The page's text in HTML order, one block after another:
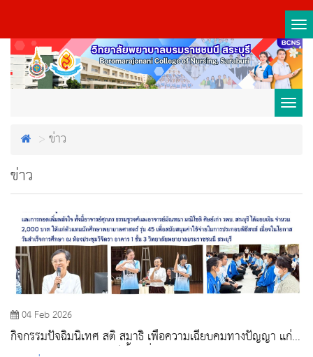
ข่าว
ข่าว
04 Feb 2026
กิจกรรมปัจฉิมนิเทศ สติ สมาธิ เพื่อความเฉียบคมทางปัญญา แก่